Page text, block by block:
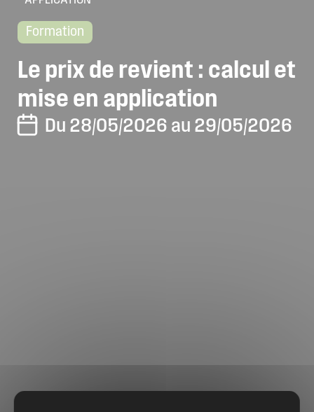
Formation
Le prix de revient : calcul et
mise en application
Du 28/05/2026 au 29/05/2026